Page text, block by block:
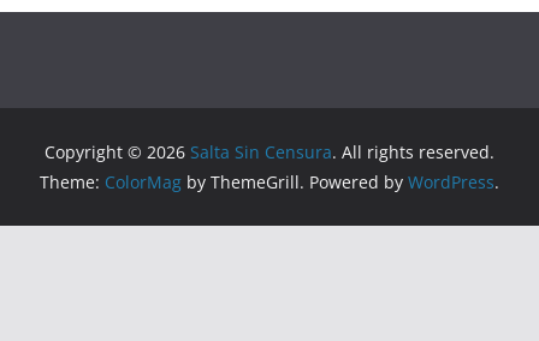
Copyright © 2026 Salta Sin Censura. All rights reserved.
Theme: ColorMag by ThemeGrill. Powered by WordPress.